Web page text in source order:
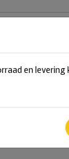
en levering